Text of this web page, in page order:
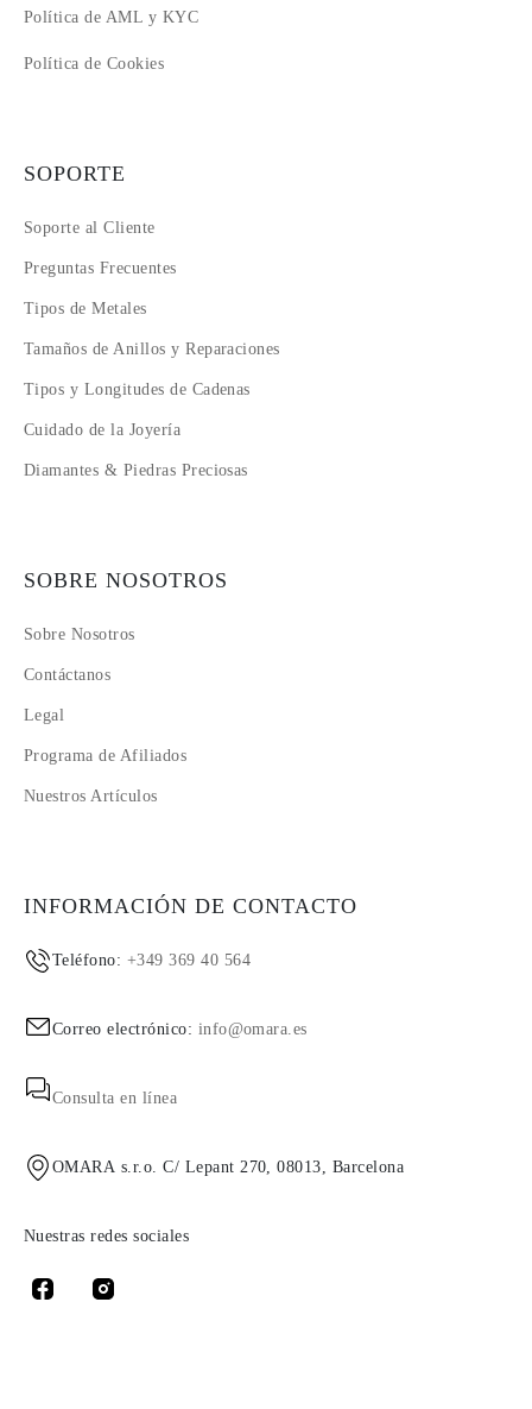
Política de AML y KYC
Política de Cookies
SOPORTE
Soporte al Cliente
Preguntas Frecuentes
Tipos de Metales
Tamaños de Anillos y Reparaciones
Tipos y Longitudes de Cadenas
Cuidado de la Joyería
Diamantes & Piedras Preciosas
SOBRE NOSOTROS
Sobre Nosotros
Contáctanos
Legal
Programa de Afiliados
Nuestros Artículos
INFORMACIÓN DE CONTACTO
Teléfono: +349 369 40 564
Correo electrónico: info@omara.es
Consulta en línea
OMARA s.r.o. C/ Lepant 270, 08013, Barcelona
Nuestras redes sociales